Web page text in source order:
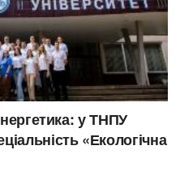
у ТНПУ
«Екологічна